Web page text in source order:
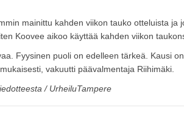
mainittu kahden viikon tauko otteluista ja
Koovee aikoo käyttää kahden viikon
Fyysinen puoli on edelleen tärkeä. Kausi
vakuutti päävalmentaja Riihimäki.
/ UrheiluTampere